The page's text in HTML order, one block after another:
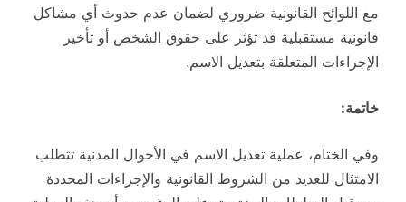
مع اللوائح القانونية ضروري لضمان عدم حدوث أي مشاكل
قانونية مستقبلية قد تؤثر على حقوق الشخص أو تأخير
الإجراءات المتعلقة بتعديل الاسم.
خاتمة:
وفي الختام، عملية تعديل الاسم في الأحوال المدنية تتطلب
الامتثال للعديد من الشروط القانونية والإجراءات المحددة